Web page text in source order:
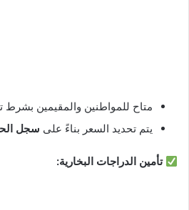
متاح للمواطنين والمقيمين بشرط
يتم تحديد السعر بناءً على سجل
تأمين الدراجات البخارية: